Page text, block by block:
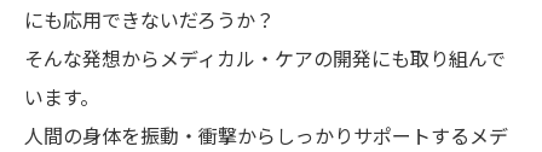
にも応用できないだろうか？
そんな発想からメディカル・ケアの開発にも取り組んで
います。
人間の身体を振動・衝撃からしっかりサポートするメデ